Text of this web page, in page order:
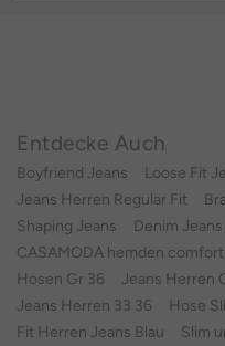
Entdecke Auch
Boyfriend Jeans Loose Fit
Jeans Herren Regular Fit
Shaping Jeans
Denim
CASAMODA hemden
Hosen Gr 36
Jeans Herren
Jeans Herren 33 36
Hose
Fit Herren Jeans Blau
Slim